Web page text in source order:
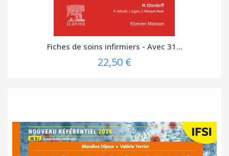
Fiches de soins infirmiers - Avec 31...
22,50 €